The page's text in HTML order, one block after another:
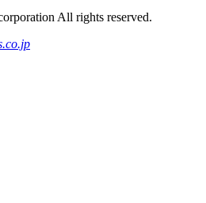
All rights reserved.